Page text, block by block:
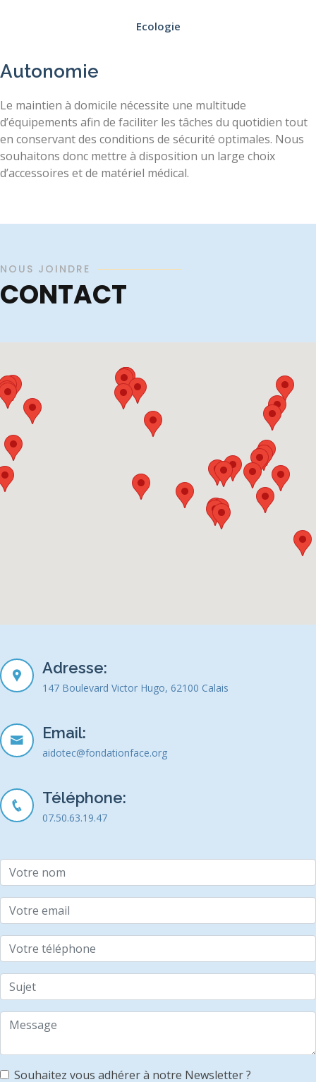
Ecologie
Autonomie
Le maintien à domicile nécessite une multitude
d’équipements afin de faciliter les tâches du quotidien tout
en conservant des conditions de sécurité optimales. Nous
souhaitons donc mettre à disposition un large choix
d’accessoires et de matériel médical.
NOUS JOINDRE
CONTACT
Adresse:
147 Boulevard Victor Hugo, 62100 Calais
Email:
aidotec@fondationface.org
Téléphone:
07.50.63.19.47
Souhaitez vous adhérer à notre Newsletter ?